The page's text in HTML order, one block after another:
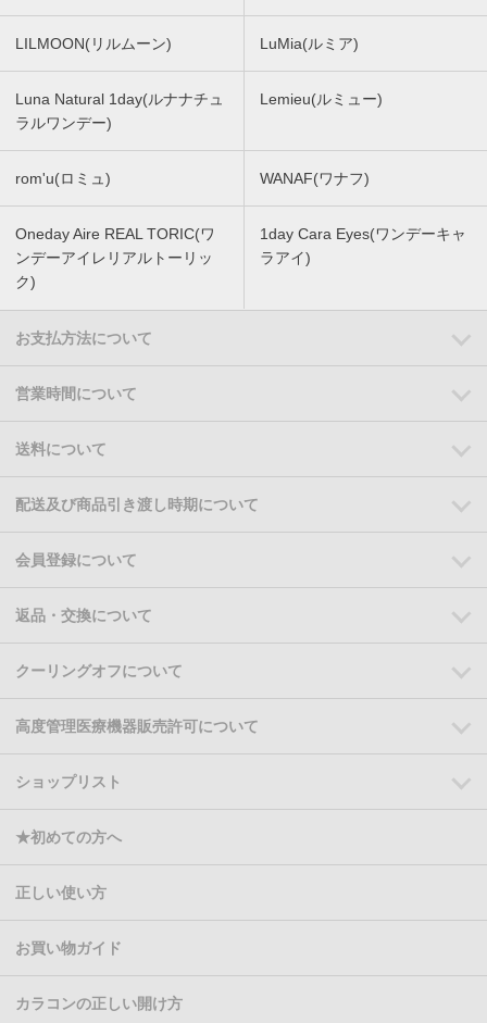
LILMOON(リルムーン) LuMia(ルミア)
Luna Natural 1day(ルナナチュ
ラルワンデー)
Lemieu(ルミュー)
rom'u(ロミュ) WANAF(ワナフ)
Oneday Aire REAL TORIC(ワ
ンデーアイレリアルトーリッ
ク)
1day Cara Eyes(ワンデーキャ
ラアイ)
お支払方法について
営業時間について
送料について
配送及び商品引き渡し時期について
会員登録について
返品・交換について
クーリングオフについて
高度管理医療機器販売許可について
ショップリスト
★初めての方へ
正しい使い方
お買い物ガイド
カラコンの正しい開け方